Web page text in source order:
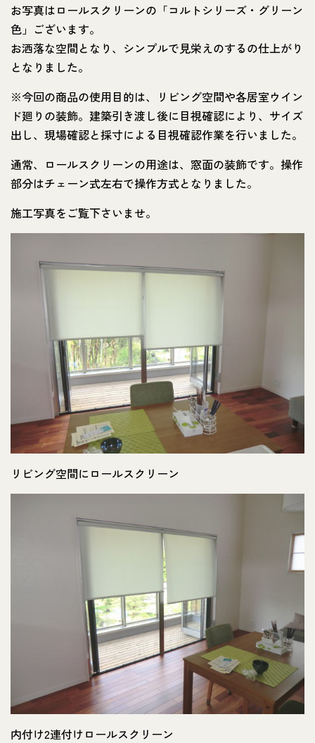
お写真はロールスクリーンの「コルトシリーズ・グリーン
色」ございます。
お洒落な空間となり、シンプルで見栄えのするの仕上がり
となりました。
※今回の商品の使用目的は、リビング空間や各居室ウイン
ド廻りの装飾。建築引き渡し後に目視確認により、サイズ
出し、現場確認と採寸による目視確認作業を行いました。
通常、ロールスクリーンの用途は、窓面の装飾です。操作
部分はチェーン式左右で操作方式となりました。
施工写真をご覧下さいませ。
リビング空間にロールスクリーン
内付け2連付けロールスクリーン